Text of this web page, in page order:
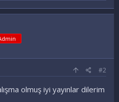
#2
olmuş iyi yayınlar dilerim